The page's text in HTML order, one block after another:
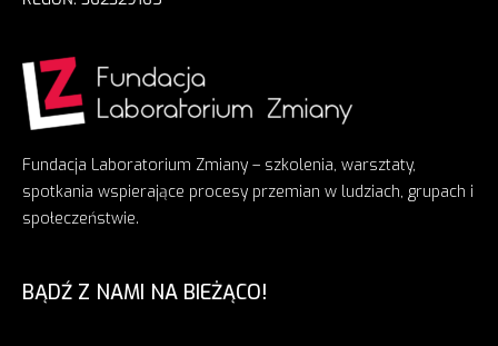
Fundacja Laboratorium Zmiany – szkolenia, warsztaty,
spotkania wspierające procesy przemian w ludziach, grupach i
społeczeństwie.
BĄDŹ Z NAMI NA BIEŻĄCO!